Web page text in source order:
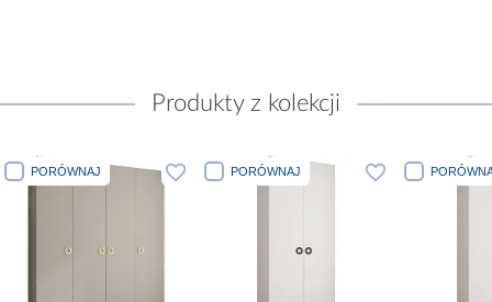
Produkty z kolekcji
PORÓWNAJ PORÓWNAJ